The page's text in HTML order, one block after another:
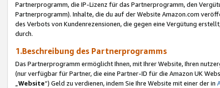
Partnerprogramm, die IP-Lizenz für das Partnerprogramm, den
Partnerprogramm). Inhalte, die du auf der Website Amazon.com
des Verbots von Kundenrezensionen, die gegen eine Vergütung
durch.
1.Beschreibung des Partnerprogramms
Das Partnerprogramm ermöglicht Ihnen, mit Ihrer Website, Ihren
(nur verfügbar für Partner, die eine Partner-ID für die Amazon UK
Website“) Geld zu verdienen, indem Sie Ihre Website mit einer der in